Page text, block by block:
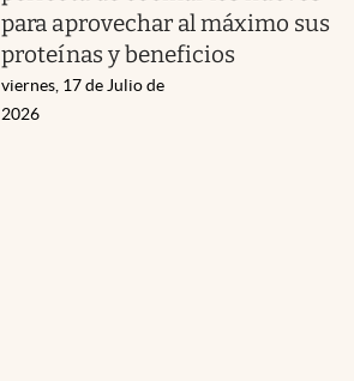
para aprovechar al máximo sus
proteínas y beneficios
viernes, 17 de Julio de
2026